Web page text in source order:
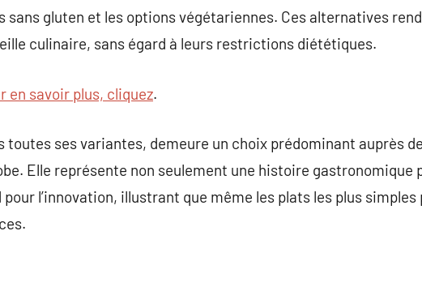
sans gluten et les options végétariennes. Ces alternatives
culinaire, sans égard à leurs restrictions diététiques.
en savoir plus, cliquez.
toutes ses variantes, demeure un choix prédominant auprès
Elle représente non seulement une histoire gastronomique
l’innovation, illustrant que même les plats les plus simples